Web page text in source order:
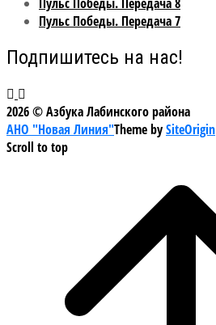
Пульс Победы. Передача 7
Подпишитесь на нас!
2026 © Азбука Лабинского района
АНО "Новая Линия"Theme bySiteOrigin
Scroll to top